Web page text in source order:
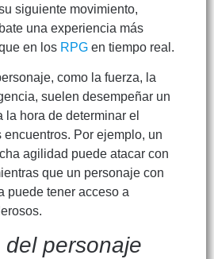
siguiente movimiento,
una experiencia más
en los RPG en tiempo real.
como la fuerza, la
suelen desempeñar un
la hora de determinar el
encuentros. Por ejemplo, un
agilidad puede atacar con
que un personaje con
puede tener acceso a
del personaje